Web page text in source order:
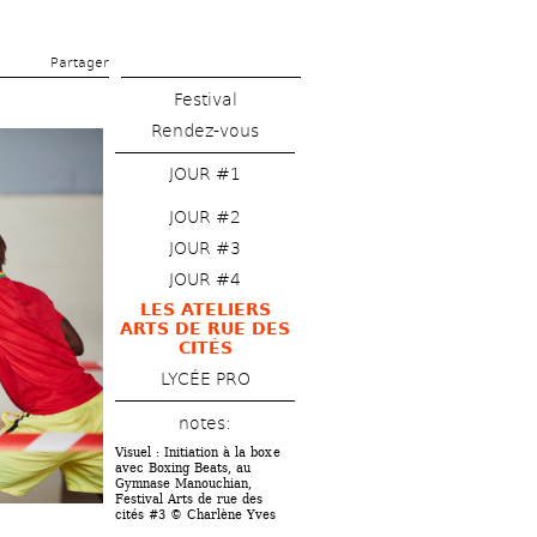
Partager
Festival
Rendez-vous
JOUR #1
JOUR #2
JOUR #3
JOUR #4
LES ATELIERS
ARTS DE RUE DES
CITÉS
LYCÉE PRO
notes:
Visuel : Initiation à la boxe
avec Boxing Beats, au
Gymnase Manouchian,
Festival Arts de rue des
cités #3 © Charlène Yves